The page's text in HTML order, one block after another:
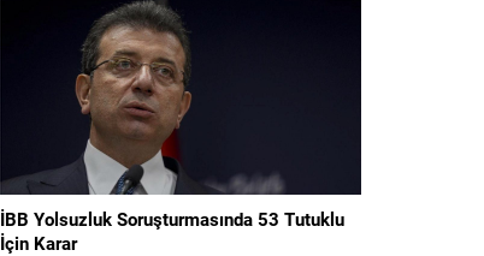
İBB Yolsuzluk Soruşturmasında 53 Tutuklu
İçin Karar